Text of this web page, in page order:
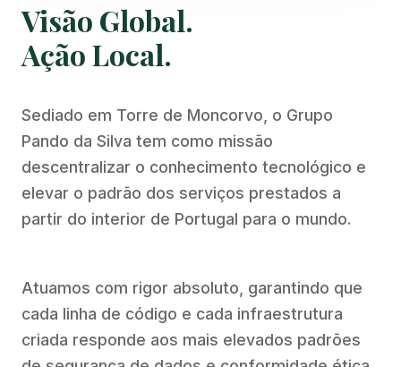
Visão Global.
Ação Local.
Sediado em Torre de Moncorvo, o Grupo
Pando da Silva tem como missão
descentralizar o conhecimento tecnológico e
elevar o padrão dos serviços prestados a
partir do interior de Portugal para o mundo.
Atuamos com rigor absoluto, garantindo que
cada linha de código e cada infraestrutura
criada responde aos mais elevados padrões